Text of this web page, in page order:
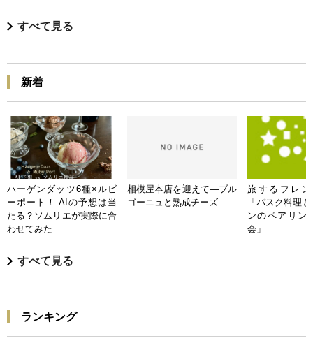
すべて見る
新着
ハーゲンダッツ6種×ルビ
ーポート！ AIの予想は当
たる？ソムリエが実際に合
わせてみた
相模屋本店を迎えて―ブル
ゴーニュと熟成チーズ
旅するフレン
「バスク料理
ンのペアリン
会」
すべて見る
ランキング